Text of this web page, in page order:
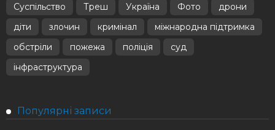
Суспільство
Треш Україна Фото
дрони
діти
злочин кримінал
міжнародна підтримка
обстріли
пожежа поліція
суд
інфраструктура
Популярні записи